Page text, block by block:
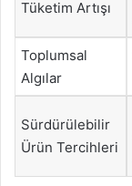
Tüketim Artışı
Toplumsal
Algılar
Sürdürülebilir
Ürün Tercihleri